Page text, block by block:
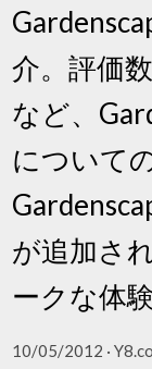
介。評価
など、
について
が追加さ
ークな体
10/05/2012 ·